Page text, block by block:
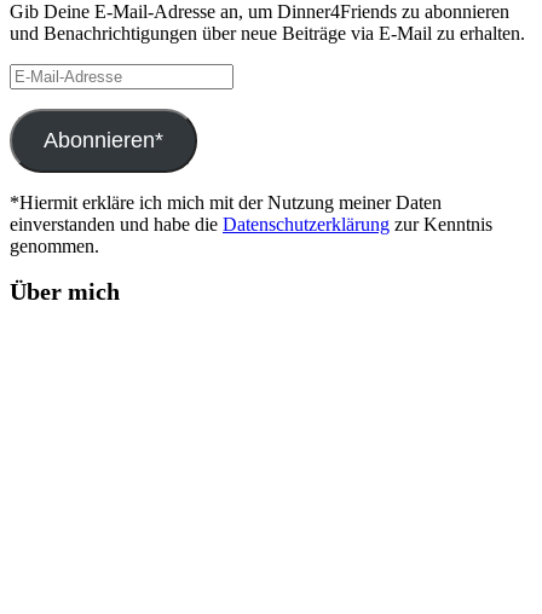
Gib Deine E-Mail-Adresse an, um Dinner4Friends zu abonnieren
und Benachrichtigungen über neue Beiträge via E-Mail zu erhalten.
E-
Mail-
Adresse
Abonnieren*
*Hiermit erkläre ich mich mit der Nutzung meiner Daten
einverstanden und habe die Datenschutzerklärung zur Kenntnis
genommen.
Über mich